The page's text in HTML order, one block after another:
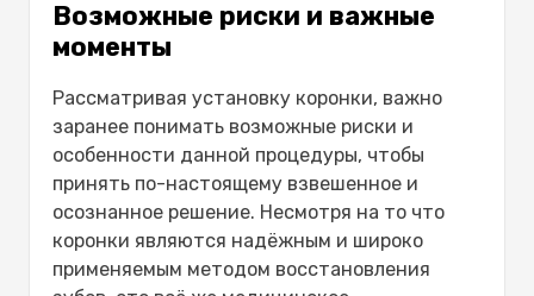
Возможные риски и важные
моменты
Рассматривая установку коронки, важно
заранее понимать возможные риски и
особенности данной процедуры, чтобы
принять по-настоящему взвешенное и
осознанное решение. Несмотря на то что
коронки являются надёжным и широко
применяемым методом восстановления